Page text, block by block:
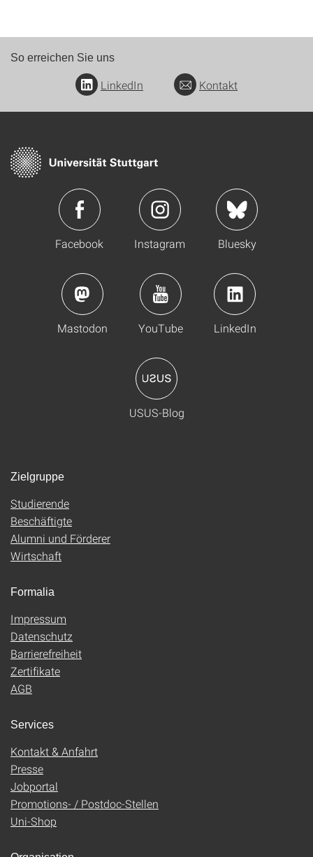
So erreichen Sie uns
LinkedIn Kontakt
Facebook Instagram Bluesky
Mastodon YouTube LinkedIn
USUS-Blog
Zielgruppe
Studierende
Beschäftigte
Alumni und Förderer
Wirtschaft
Formalia
Impressum
Datenschutz
Barrierefreiheit
Zertifikate
AGB
Services
Kontakt & Anfahrt
Presse
Jobportal
Promotions- / Postdoc-Stellen
Uni-Shop